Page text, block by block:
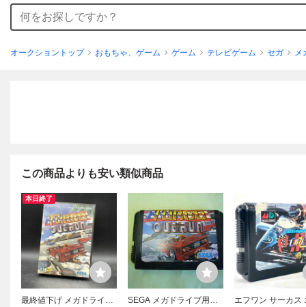
オークショントップ おもちゃ、ゲーム ゲーム テレビゲーム セガ メ
この商品よりも安い類似商品
本日終了
最終値下げ メガドライブ
SEGA メガドライブ用ゲ
エフワン サーカス